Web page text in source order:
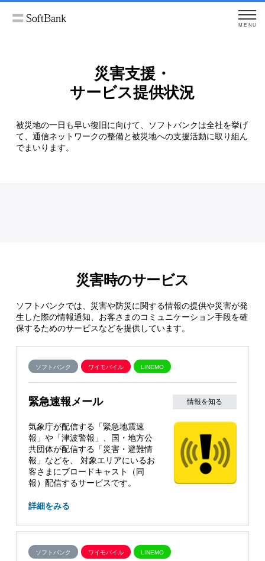
MENU
災害支援・
サービス提供状況
被災地の一日も早い復旧に向けて、ソフトバンクは全社を挙げ
て、 通信ネットワークの整備と被災地への支援活動に取り組ん
でまいります。
災害時のサービス
ソフトバンクでは、災害や防災に関する情報の提供や災害が発
生した際の情報通知、お客さまのコミュニケーション手段を確
保するためのサービスなどを提供しています。
ソフトバンク ワイモバイル LINEMO
緊急速報メール 情報を知る
気象庁が配信する「緊急地震速
報」や「津波警報」、国・地方公
共団体が配信する「災害・避難情
報」などを、 対象エリアにいるお
客さまにブロードキャスト（同
報）配信するサービスです。
詳細をみる
ソフトバンク ワイモバイル LINEMO